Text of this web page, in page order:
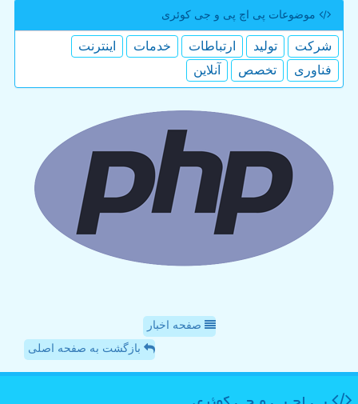
موضوعات پی اچ پی و جی كوئری
شركت تولید ارتباطات خدمات
اینترنت
فناوری
تخصص آنلاین
صفحه اخبار
بازگشت به صفحه اصلی